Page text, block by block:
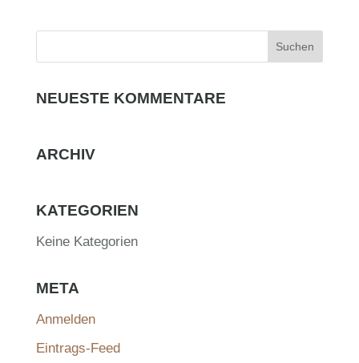
NEUESTE KOMMENTARE
ARCHIV
KATEGORIEN
Keine Kategorien
META
Anmelden
Eintrags-Feed